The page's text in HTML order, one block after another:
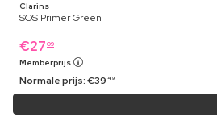
Clarins
SOS Primer Green
€27 09
Memberprijs
Normale prijs:€39 49